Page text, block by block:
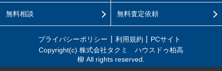
無料相談 無料査定依頼
プライバシーポリシー 利用規約
PCサイト
Copyright(c) 株式会社タクミ ハウスドゥ柏高
柳 All rights reserved.